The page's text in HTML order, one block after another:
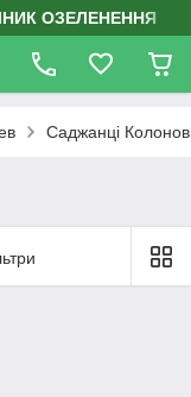
ОЗЕЛЕНЕННЯ
Саджанці